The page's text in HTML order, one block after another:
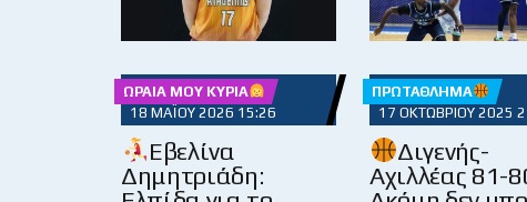
ΩΡΑΊΑ ΜΟΥ ΚΥΡΊΑ
18 ΜΑΪ́ΟΥ 2026 15:26
Εβελίνα
Δημητριάδη:
ΠΡΩΤΆΘΛΗΜΑ
17 ΟΚΤΩΒΡΊΟΥ 2025
Διγενής-
Αχιλλέας 81-